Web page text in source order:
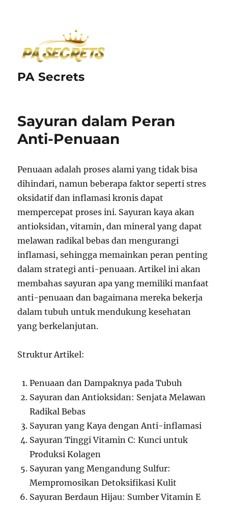
PA Secrets
Sayuran dalam Peran
Anti-Penuaan
Penuaan adalah proses alami yang tidak bisa
dihindari, namun beberapa faktor seperti stres
oksidatif dan inflamasi kronis dapat
mempercepat proses ini. Sayuran kaya akan
antioksidan, vitamin, dan mineral yang dapat
melawan radikal bebas dan mengurangi
inflamasi, sehingga memainkan peran penting
dalam strategi anti-penuaan. Artikel ini akan
membahas sayuran apa yang memiliki manfaat
anti-penuaan dan bagaimana mereka bekerja
dalam tubuh untuk mendukung kesehatan
yang berkelanjutan.
Struktur Artikel:
Penuaan dan Dampaknya pada Tubuh
Sayuran dan Antioksidan: Senjata Melawan
Radikal Bebas
Sayuran yang Kaya dengan Anti-inflamasi
Sayuran Tinggi Vitamin C: Kunci untuk
Produksi Kolagen
Sayuran yang Mengandung Sulfur:
Mempromosikan Detoksifikasi Kulit
Sayuran Berdaun Hijau: Sumber Vitamin E